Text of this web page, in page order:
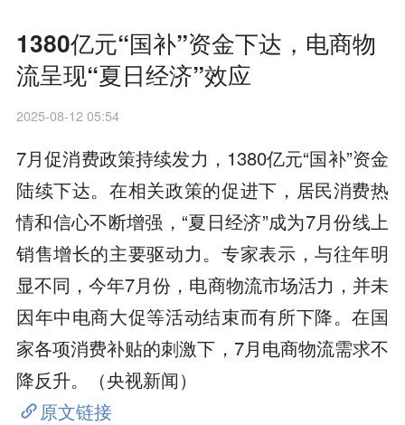
1380亿元“国补”资金下达，电商物
流呈现“夏日经济”效应
2025-08-12 05:54
7月促消费政策持续发力，1380亿元“国补”资金
陆续下达。在相关政策的促进下，居民消费热
情和信心不断增强，“夏日经济”成为7月份线上
销售增长的主要驱动力。专家表示，与往年明
显不同，今年7月份，电商物流市场活力，并未
因年中电商大促等活动结束而有所下降。在国
家各项消费补贴的刺激下，7月电商物流需求不
降反升。（央视新闻）
原文链接